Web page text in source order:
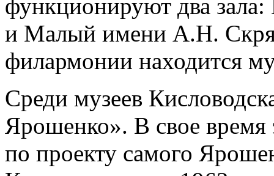
функционируют два
и Малый имени А.Н.
филармонии находится
Среди музеев
Ярошенко». В свое время
по проекту самого